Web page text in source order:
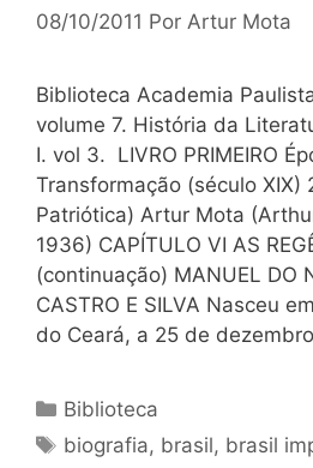
08/10/2011 Por Artur Mota
Biblioteca Academia
volume 7. História da
I. vol 3. LIVRO PRIMEIRO
Transformação (século XIX)
Patriótica) Artur Mota
1936) CAPÍTULO VI AS
(continuação) MANUEL DO
CASTRO E SILVA Nasceu
do Ceará, a 25 de
Categorias
Biblioteca
Tags
biografia, brasil, brasil